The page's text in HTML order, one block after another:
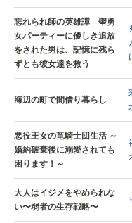
忘れられ師の英雄譚 聖勇
女パーティーに優しき追放
をされた男は、記憶に残ら
ずとも彼女達を救う
海辺の町で間借り暮らし
悪役王女の竜騎士団生活 ～
婚約破棄後に溺愛されても
困ります！～
大人はイジメをやめられな
い〜弱者の生存戦略〜